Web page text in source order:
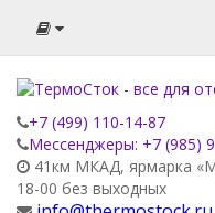
+7 (499) 110-14-87
Мессенджеры: +7 (985)
41км МКАД, ярмарка
18-00 без выходных